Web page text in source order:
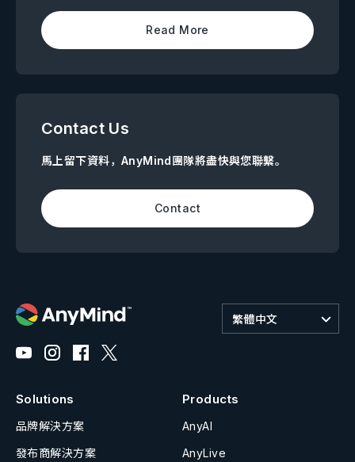
Read More
Contact Us
馬上留下資料，AnyMind團隊將盡快與您聯繫。
Contact
繁體中文
Solutions
品牌解決方案
發布商解決方案
Products
AnyAI
AnyLive